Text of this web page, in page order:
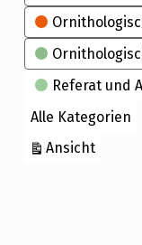
Referat und
Alle Kategorien
Ansicht